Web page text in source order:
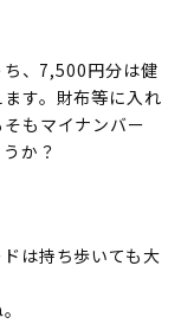
、7,500円分は健
す。財布等に入れ
もマイナンバー
か？
は持ち歩いても大